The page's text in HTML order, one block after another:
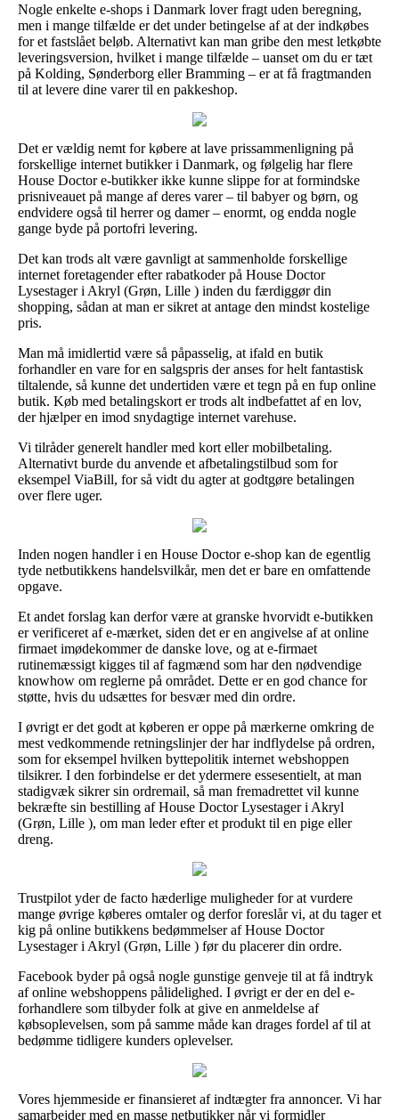
Nogle enkelte e-shops i Danmark lover fragt uden beregning,
men i mange tilfælde er det under betingelse af at der indkøbes
for et fastslået beløb. Alternativt kan man gribe den mest letkøbte
leveringsversion, hvilket i mange tilfælde – uanset om du er tæt
på Kolding, Sønderborg eller Bramming – er at få fragtmanden
til at levere dine varer til en pakkeshop.
Det er vældig nemt for købere at lave prissammenligning på
forskellige internet butikker i Danmark, og følgelig har flere
House Doctor e-butikker ikke kunne slippe for at formindske
prisniveauet på mange af deres varer – til babyer og børn, og
endvidere også til herrer og damer – enormt, og endda nogle
gange byde på portofri levering.
Det kan trods alt være gavnligt at sammenholde forskellige
internet foretagender efter rabatkoder på House Doctor
Lysestager i Akryl (Grøn, Lille ) inden du færdiggør din
shopping, sådan at man er sikret at antage den mindst kostelige
pris.
Man må imidlertid være så påpasselig, at ifald en butik
forhandler en vare for en salgspris der anses for helt fantastisk
tiltalende, så kunne det undertiden være et tegn på en fup online
butik. Køb med betalingskort er trods alt indbefattet af en lov,
der hjælper en imod snydagtige internet varehuse.
Vi tilråder generelt handler med kort eller mobilbetaling.
Alternativt burde du anvende et afbetalingstilbud som for
eksempel ViaBill, for så vidt du agter at godtgøre betalingen
over flere uger.
Inden nogen handler i en House Doctor e-shop kan de egentlig
tyde netbutikkens handelsvilkår, men det er bare en omfattende
opgave.
Et andet forslag kan derfor være at granske hvorvidt e-butikken
er verificeret af e-mærket, siden det er en angivelse af at online
firmaet imødekommer de danske love, og at e-firmaet
rutinemæssigt kigges til af fagmænd som har den nødvendige
knowhow om reglerne på området. Dette er en god chance for
støtte, hvis du udsættes for besvær med din ordre.
I øvrigt er det godt at køberen er oppe på mærkerne omkring de
mest vedkommende retningslinjer der har indflydelse på ordren,
som for eksempel hvilken byttepolitik internet webshoppen
tilsikrer. I den forbindelse er det ydermere essesentielt, at man
stadigvæk sikrer sin ordremail, så man fremadrettet vil kunne
bekræfte sin bestilling af House Doctor Lysestager i Akryl
(Grøn, Lille ), om man leder efter et produkt til en pige eller
dreng.
Trustpilot yder de facto hæderlige muligheder for at vurdere
mange øvrige køberes omtaler og derfor foreslår vi, at du tager et
kig på online butikkens bedømmelser af House Doctor
Lysestager i Akryl (Grøn, Lille ) før du placerer din ordre.
Facebook byder på også nogle gunstige genveje til at få indtryk
af online webshoppens pålidelighed. I øvrigt er der en del e-
forhandlere som tilbyder folk at give en anmeldelse af
købsoplevelsen, som på samme måde kan drages fordel af til at
bedømme tidligere kunders oplevelser.
Vores hjemmeside er finansieret af indtægter fra annoncer. Vi har
samarbejder med en masse netbutikker når vi formidler